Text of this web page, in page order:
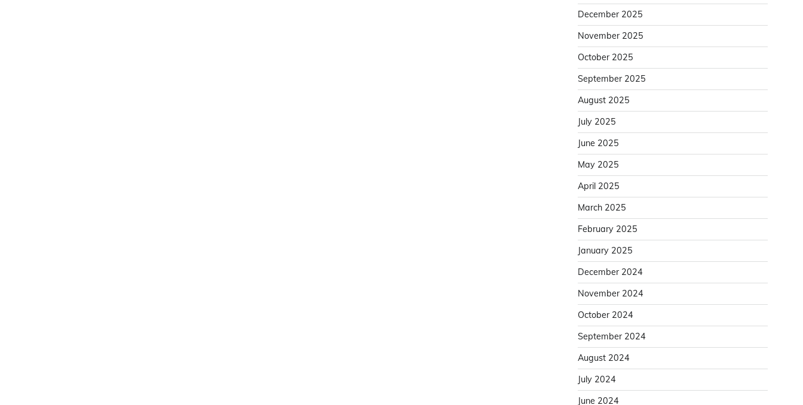
December 2025
November 2025
October 2025
September 2025
August 2025
July 2025
June 2025
May 2025
April 2025
March 2025
February 2025
January 2025
December 2024
November 2024
October 2024
September 2024
August 2024
July 2024
June 2024